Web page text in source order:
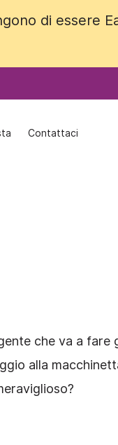
di essere
Contattaci
di essere
Contattaci
che va a fare
alla